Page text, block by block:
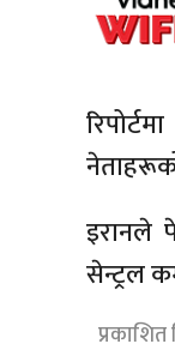
इरानले
सेन्ट्रल